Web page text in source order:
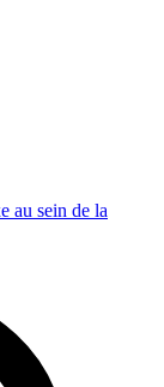
au sein de la